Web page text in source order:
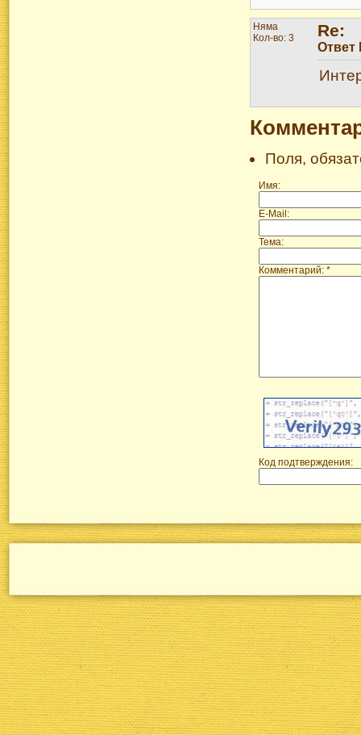
Няма
Кол-во: 3
Re:
Поля,
Имя:
E-Mail:
Тема:
Комментарий: *
Код подтверждения: